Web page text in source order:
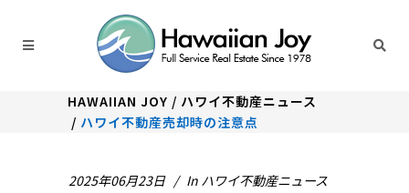
HAWAIIAN JOY / ハワイ不動産ニュース
/ ハワイ不動産売却時の注意点
2025年06月23日 In ハワイ不動産ニュース